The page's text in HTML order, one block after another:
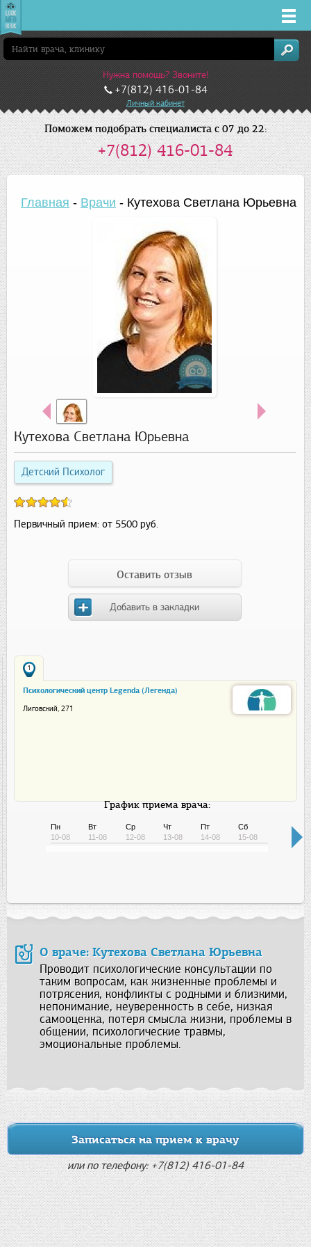
Врачи
Клиники
Заболевания
Лекарства
Акции
Нужна помощь? Звоните!
+7(812) 416-01-84
Личный кабинет
Поможем подобрать специалиста с 07 до 22:
+7(812) 416-01-84
Главная - Врачи - Кутехова Светлана Юрьевна
Кутехова Светлана Юрьевна
Детский Психолог
Первичный прием: от 5500 руб.
Оставить отзыв
Добавить в закладки
1
Психологический центр Legenda (Легенда)
Лиговский, 271
График приема врача:
Пн
10-08
Вт
11-08
Ср
12-08
Чт
13-08
Пт
14-08
Сб
15-08
О враче: Кутехова Светлана Юрьевна
Проводит психологические консультации по
таким вопросам, как жизненные проблемы и
потрясения, конфликты с родными и близкими,
непонимание, неуверенность в себе, низкая
самооценка, потеря смысла жизни, проблемы в
общении, психологические травмы,
эмоциональные проблемы.
Записаться на прием к врачу
или по телефону: +7(812) 416-01-84